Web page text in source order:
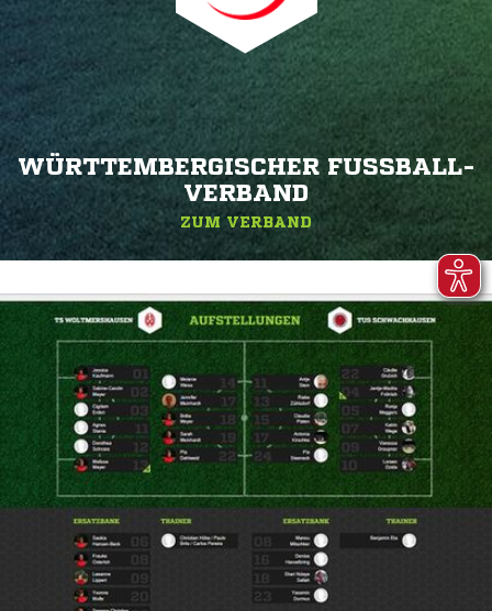
WÜRTTEMBERGISCHER FUSSBALL-V
ERBAND
ZUM VERBAND